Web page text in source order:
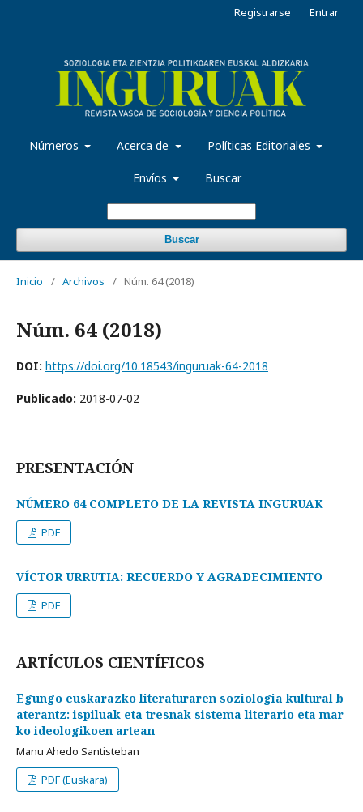
Números Acerca de Políticas Editoriales
Envíos Buscar
Buscar
Registrarse Entrar
Inicio / Archivos / Núm. 64 (2018)
Núm. 64 (2018)
DOI: https://doi.org/10.18543/inguruak-64-2018
Publicado: 2018-07-02
PRESENTACIÓN
NÚMERO 64 COMPLETO DE LA REVISTA INGURUAK
PDF
VÍCTOR URRUTIA: RECUERDO Y AGRADECIMIENTO
PDF
ARTÍCULOS CIENTÍFICOS
Egungo euskarazko literaturaren soziologia kultural b
aterantz: ispiluak eta tresnak sistema literario eta mar
ko ideologikoen artean
Manu Ahedo Santisteban
PDF (Euskara)